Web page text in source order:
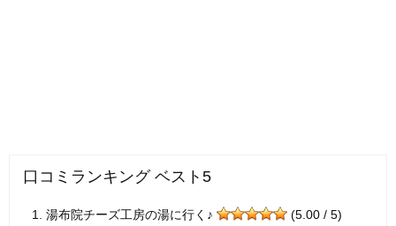
口コミランキング ベスト5
湯布院チーズ工房の湯に行く♪
(5.00 / 5)